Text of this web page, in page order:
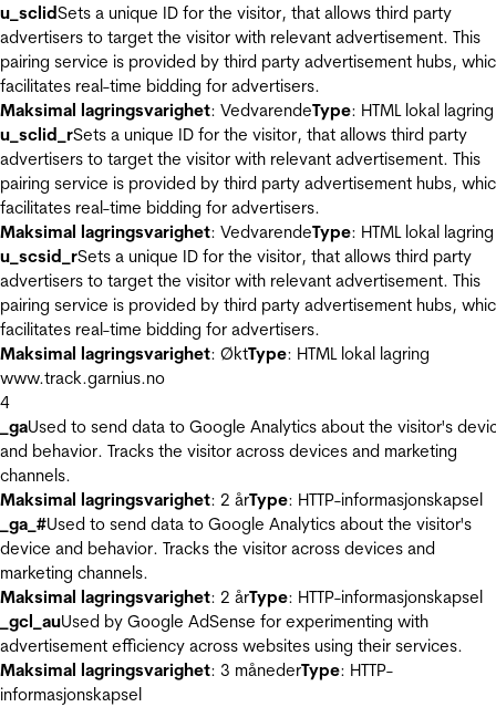
u_sclidSets a unique ID for the visitor, that allows third party
advertisers to target the visitor with relevant advertisement. This
pairing service is provided by third party advertisement hubs,
facilitates real-time bidding for advertisers.
Maksimal lagringsvarighet: VedvarendeType: HTML lokal lagring
u_sclid_rSets a unique ID for the visitor, that allows third party
advertisers to target the visitor with relevant advertisement. This
pairing service is provided by third party advertisement hubs,
facilitates real-time bidding for advertisers.
Maksimal lagringsvarighet: VedvarendeType: HTML lokal lagring
u_scsid_rSets a unique ID for the visitor, that allows third party
advertisers to target the visitor with relevant advertisement. This
pairing service is provided by third party advertisement hubs,
facilitates real-time bidding for advertisers.
Maksimal lagringsvarighet: ØktType: HTML lokal lagring
www.track.garnius.no
4
_gaUsed to send data to Google Analytics about the visitor's
and behavior. Tracks the visitor across devices and marketing
channels.
Maksimal lagringsvarighet: 2 årType: HTTP-informasjonskapsel
_ga_#Used to send data to Google Analytics about the visitor's
device and behavior. Tracks the visitor across devices and
marketing channels.
Maksimal lagringsvarighet: 2 årType: HTTP-informasjonskapsel
_gcl_auUsed by Google AdSense for experimenting with
advertisement efficiency across websites using their services.
Maksimal lagringsvarighet: 3 månederType: HTTP-
informasjonskapsel